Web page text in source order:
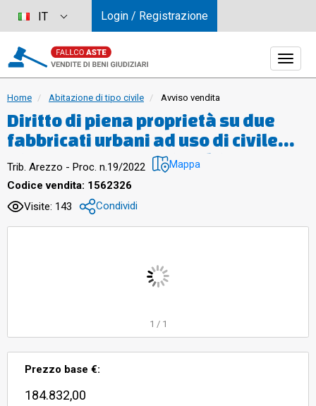
Home Abitazione di tipo civile Avviso vendita
Diritto di piena proprietà su due
fabbricati urbani ad uso di civile
abitazione, entrambi adibiti in
precedenza a bed and breakfast,
con annesso relativo resede e
terreno pertinenziale.
Trib. Arezzo - Proc. n.19/2022 Mappa
Codice vendita: 1562326
Visite: 143
Condividi
1 / 1
Prezzo base €:
184.832,00
IT Login / Registrazione